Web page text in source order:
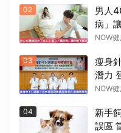
02
男人
病」
NOW
03
瘦身
潛力
NOW
04
新手
誤區